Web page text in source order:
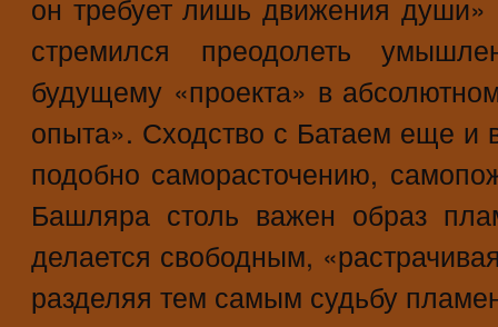
стремился преодолеть
будущему «проекта» в
опыта». Сходство с Батаем еще и
подобно саморасточению,
Башляра столь важен образ
делается свободным,
разделяя тем самым судьбу